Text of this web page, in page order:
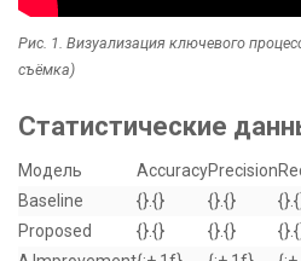
Рис. 1. Визуализация ключевого
съёмка)
Статистические
Модель AccuracyPrecision
Baseline
{}.{} {}.{}
Proposed
{}.{} {}.{}